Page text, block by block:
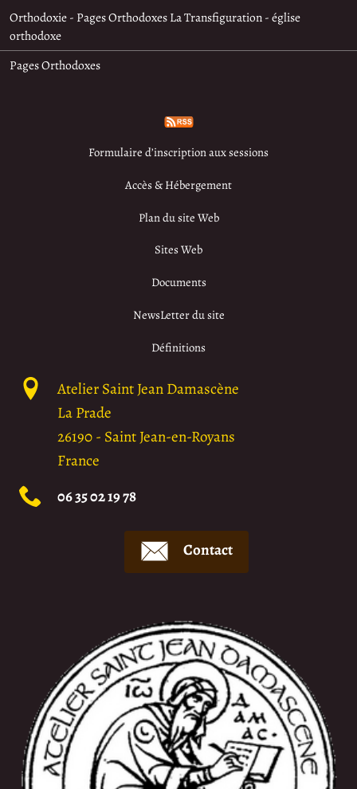
Orthodoxie - Pages Orthodoxes La Transfiguration - église
orthodoxe
Pages Orthodoxes
Formulaire d’inscription aux sessions
Accès & Hébergement
Plan du site Web
Sites Web
Documents
NewsLetter du site
Définitions
Atelier Saint Jean Damascène
La Prade
26190- Saint Jean-en-Royans
France
06 35 02 19 78
Contact